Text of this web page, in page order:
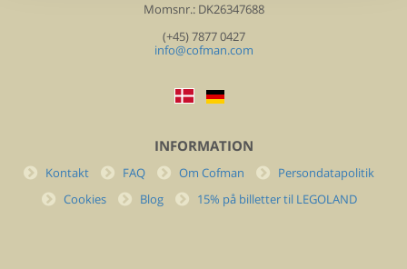
Momsnr.: DK26347688
(+45) 7877 0427
info@cofman.com
INFORMATION
Kontakt FAQ Om Cofman
Persondatapolitik
Cookies
Blog 15% på billetter til LEGOLAND